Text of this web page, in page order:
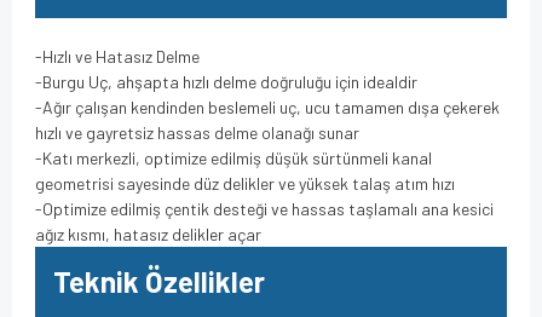
-Hızlı ve Hatasız Delme
-Burgu Uç, ahşapta hızlı delme doğruluğu için idealdir
-Ağır çalışan kendinden beslemeli uç, ucu tamamen dışa çekerek
hızlı ve gayretsiz hassas delme olanağı sunar
-Katı merkezli, optimize edilmiş düşük sürtünmeli kanal
geometrisi sayesinde düz delikler ve yüksek talaş atım hızı
-Optimize edilmiş çentik desteği ve hassas taşlamalı ana kesici
ağız kısmı, hatasız delikler açar
Teknik Özellikler